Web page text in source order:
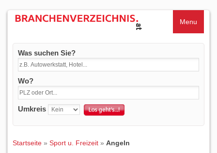
Menu
Was suchen Sie?
Wo?
Umkreis
Startseite » Sport u. Freizeit » Angeln